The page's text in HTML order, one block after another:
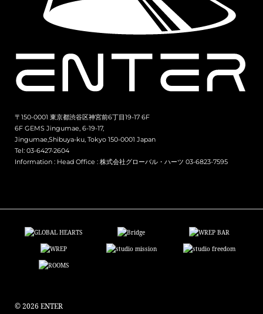
〒150-0001 東京都渋谷区神宮前6丁目19-17 6F
6F GEMS Jingumae, 6-19-17,
Jingumae,Shibuya-ku, Tokyo 150-0001 Japan
Tel: 03-6427-2604
Information : Head Office : 株式会社グローバル・ハーツ 03-6823-7595
© 2026 ENTER